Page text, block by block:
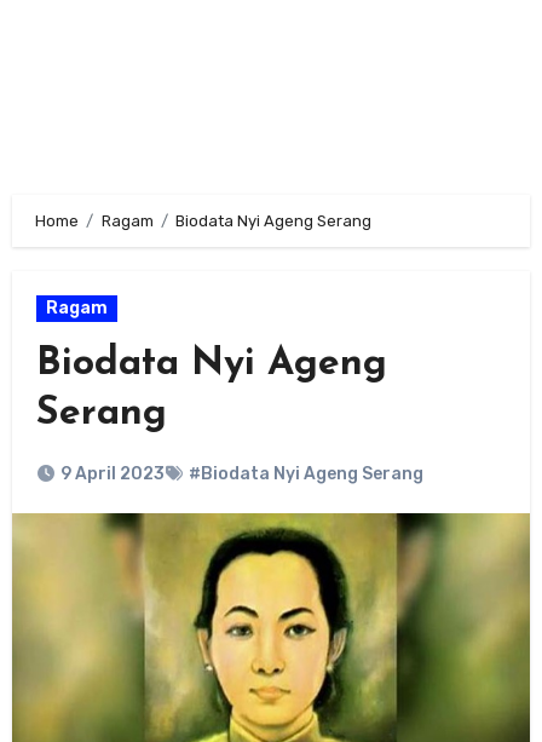
Home Ragam Biodata Nyi Ageng Serang
Ragam
Biodata Nyi Ageng
Serang
9 April 2023 #Biodata Nyi Ageng Serang